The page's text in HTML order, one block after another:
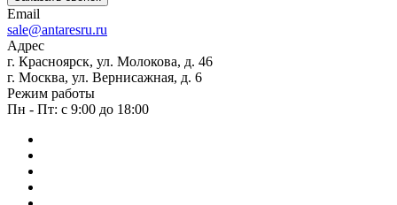
Email
sale@antaresru.ru
Адрес
г. Красноярск, ул. Молокова, д. 46
г. Москва, ул. Вернисажная, д. 6
Режим работы
Пн - Пт: с 9:00 до 18:00